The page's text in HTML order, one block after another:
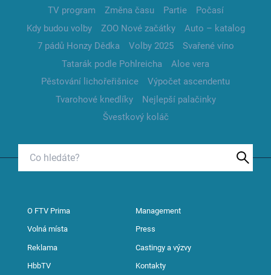
TV program
Změna času Partie
Počasí
Kdy budou volby
ZOO Nové začátky
Auto – katalog
7 pádů Honzy Dědka
Volby 2025
Svařené víno
Tatarák podle Pohlreicha
Aloe vera
Pěstování lichořeřišnice
Výpočet ascendentu
Tvarohové knedlíky
Nejlepší palačinky
Švestkový koláč
O FTV Prima Management
Volná místa Press
Reklama Castingy a výzvy
HbbTV Kontakty